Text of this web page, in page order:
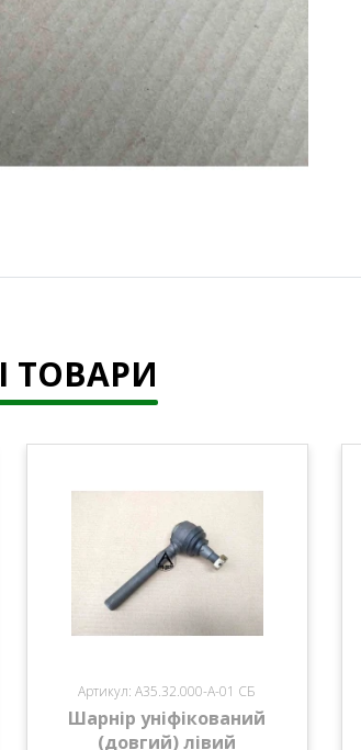
ТОВАРИ
Артикул: А35.32.000-А-01 СБ
Шарнір уніфікований
(довгий) лівий